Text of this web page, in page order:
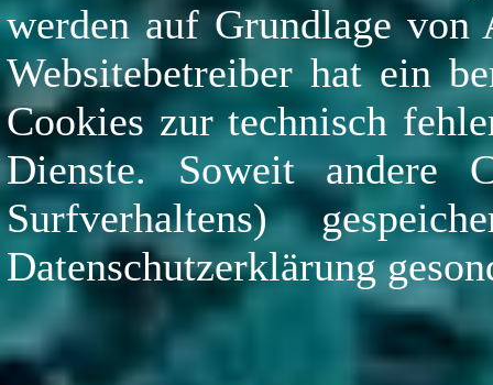
werden auf Grundlage
Websitebetreiber hat ein
Cookies zur technisch
Dienste. Soweit andere
Surfverhaltens)
Datenschutzerklärung